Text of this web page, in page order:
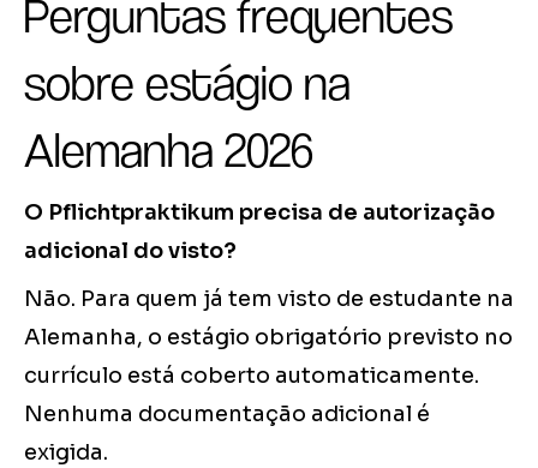
Perguntas frequentes
sobre estágio na
Alemanha 2026
O Pflichtpraktikum precisa de autorização
adicional do visto?
Não. Para quem já tem visto de estudante na
Alemanha, o estágio obrigatório previsto no
currículo está coberto automaticamente.
Nenhuma documentação adicional é
exigida.